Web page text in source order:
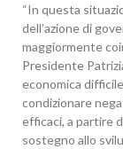
“In questa
dell’azione di
maggiormente
Presidente
economica
condizionare
efficaci, a partire
sostegno allo